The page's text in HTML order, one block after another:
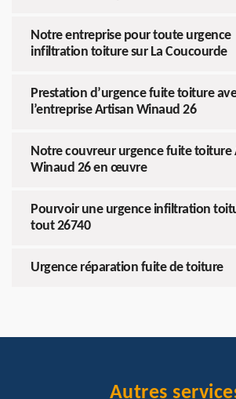
Notre entreprise pour toute urgence
infiltration toiture sur La Coucourde
Prestation d’urgence fuite toiture
l’entreprise Artisan Winaud 26
Notre couvreur urgence fuite toiture
Winaud 26 en œuvre
Pourvoir une urgence infiltration
tout 26740
Urgence réparation fuite de toiture
Autres